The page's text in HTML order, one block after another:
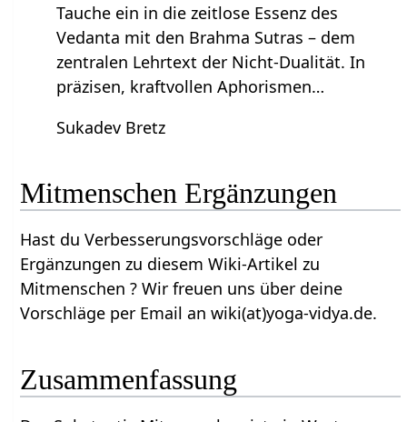
Tauche ein in die zeitlose Essenz des
Vedanta mit den Brahma Sutras – dem
zentralen Lehrtext der Nicht-Dualität. In
präzisen, kraftvollen Aphorismen…
Sukadev Bretz
Mitmenschen‏‎ Ergänzungen
Hast du Verbesserungsvorschläge oder
Ergänzungen zu diesem Wiki-Artikel zu
Mitmenschen‏‎ ? Wir freuen uns über deine
Vorschläge per Email an wiki(at)yoga-vidya.de.
Zusammenfassung